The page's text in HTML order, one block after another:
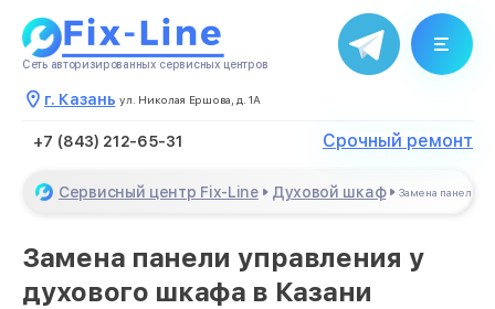
Сеть авторизированных сервисных центров
г. Казань ул. Николая Ершова, д. 1А
+7 (843) 212-65-31 Срочный ремонт
Сервисный центр Fix-Line Духовой шкаф Замена панели
Замена панели управления у
духового шкафа в Казани